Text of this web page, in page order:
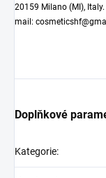
20159 Milano (MI),
mail:
Doplňkové
Kategorie: